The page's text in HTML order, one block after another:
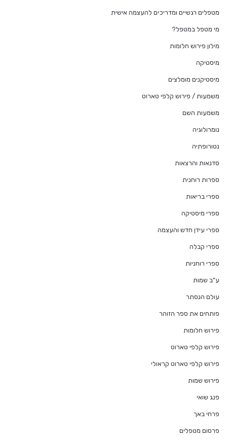
מטפלים רגשיים ומדריכים להעצמה אישית
מי מטפל במטפל?
מילון פירוש חלומות
מיסטיקה
מיסטיקנים מומלצים
משמעות / פירוש קלפי טארוט
משמעות השם
נומרולוגיה
נטורופתיה
סדנאות והרצאות
ספרות רוחנית
ספרי בריאות
ספרי מיסטיקה
ספרי עידן חדש והעצמה
ספרי קבלה
ספרי רוחניות
ע"ב שמות
עולם הנסתר
פותחים את ספר הזוהר
פירוש חלומות
פירוש קלפי טארוט
פירוש קלפי טארוט קראולי
פירוש שמות
פנג שואי
פרחי באך
פרסום מטפלים